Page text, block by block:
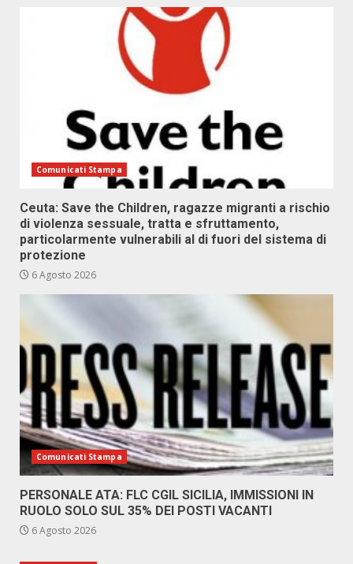
Comunicati Stampa
Ceuta: Save the Children, ragazze migranti a rischio
di violenza sessuale, tratta e sfruttamento,
particolarmente vulnerabili al di fuori del sistema di
protezione
6 Agosto 2026
Comunicati Stampa
PERSONALE ATA: FLC CGIL SICILIA, IMMISSIONI IN
RUOLO SOLO SUL 35% DEI POSTI VACANTI
6 Agosto 2026